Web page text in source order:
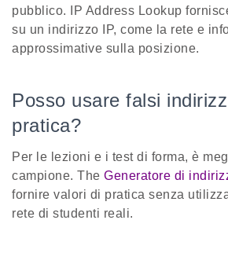
pubblico. IP Address Lookup
su un indirizzo IP, come la rete e
approssimative sulla posizione.
Posso usare falsi
pratica?
Per le lezioni e i test di forma, è
campione. The Generatore di
fornire valori di pratica senza
rete di studenti reali.